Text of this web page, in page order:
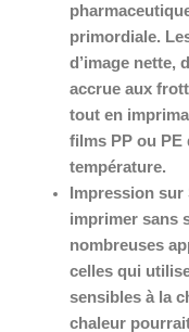
primordiale.
d’image nette,
accrue aux
tout en
films PP ou PE
température.
Impression
imprimer sans
nombreuses
celles qui
sensibles à la
chaleur